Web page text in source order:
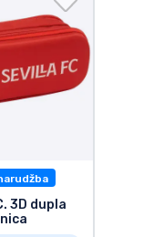
3D dupla
proizvodi